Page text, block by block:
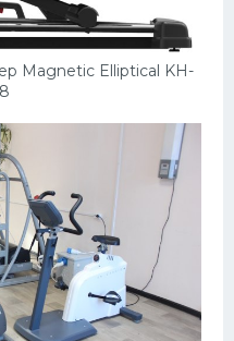
Magnetic Elliptical KH-